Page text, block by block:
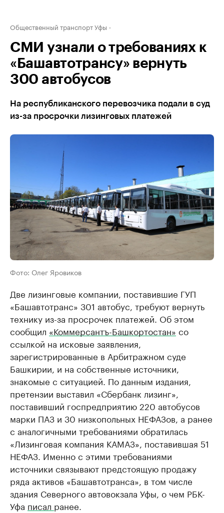
Общественный транспорт Уфы
СМИ узнали о требованиях к
«Башавтотрансу» вернуть
300 автобусов
На республиканского перевозчика подали в суд
из-за просрочки лизинговых платежей
Фото: Олег Яровиков
Две лизинговые компании, поставившие ГУП
«Башавтотранс» 301 автобус, требуют вернуть
технику из-за просрочек платежей. Об этом
сообщил «Коммерсантъ-Башкортостан» со
ссылкой на исковые заявления,
зарегистрированные в Арбитражном суде
Башкирии, и на собственные источники,
знакомые с ситуацией. По данным издания,
претензии выставил «Сбербанк лизинг»,
поставивший госпредприятию 220 автобусов
марки ПАЗ и 30 низкопольных НЕФАЗов, а ранее
с аналогичными требованиями обратилась
«Лизинговая компания КАМАЗ», поставившая 51
НЕФАЗ. Именно с этими требованиями
источники связывают предстоящую продажу
ряда активов «Башавтотранса», в том числе
здания Северного автовокзала Уфы, о чем РБК-
Уфа писал ранее.